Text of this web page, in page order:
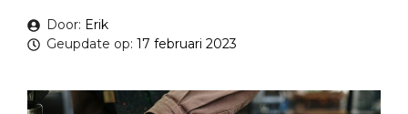
Door: Erik
Geupdate op: 17 februari 2023